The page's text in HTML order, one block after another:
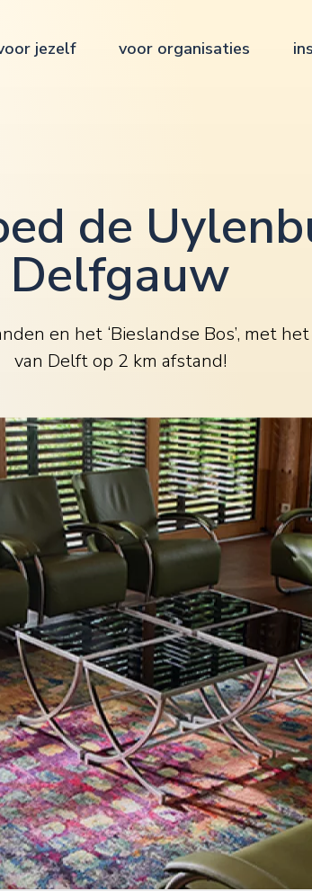
jezelf voor organisaties
de
Delfgauw
en het ‘Bieslandse Bos’, met
van Delft op 2 km afstand!